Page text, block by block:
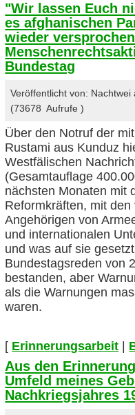
"Wir lassen Euch
es afghanischen
wieder
Bundestag
Veröffentlicht von:
(73678 Aufrufe )
Über den Notruf der
Rustami aus Kunduz
Westfälischen
(Gesamtauflage
nächsten Monaten mit
Reformkräften, mit
Angehörigen von
und internationalen
und was auf sie
Bundestagsreden von
bestanden, aber
als die Warnungen
waren.
[ Erinnerungsarbeit |
Aus den
Umfeld meines
Nachkriegsjahres